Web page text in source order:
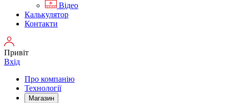
Відео
Калькулятор
Контакти
Привіт
Вхід
Про компанію
Технології
Магазин